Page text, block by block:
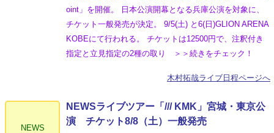
oint」を開催。 日本公演開幕となる兵庫公演を対象に、
チケット一般発売が決定。 9/5(土) と6(日)GLION ARENA
KOBEにて行われる。 チケットは12500円で、注釈付き
指定と立見指定の2種の取り ＞＞続きをチェック！
木村拓哉ライブ日程ページへ
NEWS
NEWSライブツアー「/// KMK」宮城・東京公
演 チケット8/8（土）一般発売